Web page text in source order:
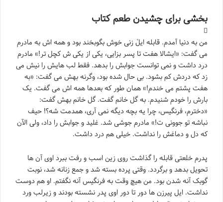
بخشی برای چشیدن طعم کتاب
من به دنیا آمدم. قابله ایلْ زنى خوش بگوبخند بود و همه اش به مادرم
مى گفت: «ایشالا هفت تا پسر بزایى، یکى از یکى ش کچل تر!» مادرم
درد داشت و نمى توانست جوابش را بدهد. فقط لب هایش را نیش مى
زد که دردش کم بشود. بى حال شده بود، وگرنه بهش مى گفت: «به
هفت پشتم مى خندم!» همان طور که بعدها همه اش مى گفت. یک
بارش را خودم شنیدم. به گل خانم گفت. گل خانم بهش گفت:
«دخترم، فرنگیس، چرا یه بچه دیگه نمى آرى، همدمت شه؟! حیف
نباشه تو جوونى ت!» مادرم جوشى شد. غلید و جوابش را داد، ولى الآن
که دل و دماغش را نداشت. خیلى هم درد داشت.
پدرم خلعتى قابله را گذاشت روى زین اسب و رفت ببرد اوى آن ها
تحویل بدهد و برگردد. وقتى پرده بسته شد و جمع زنانه شد، نوبت
گوبک آنه شدن بود. من هیچ وقت به فرنگیس آنه نگفتم. او هم دوست
نداشت. ایل پیرزن ها دور تا دور اوى پدر نشسته بودند و زیرلب ورد